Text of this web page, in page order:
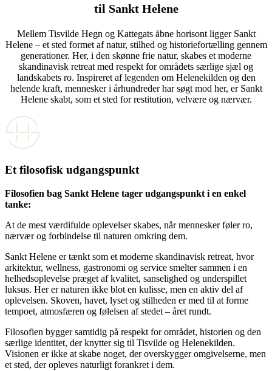
til Sankt Helene
Mellem Tisvilde Hegn og Kattegats åbne horisont ligger Sankt
Helene – et sted formet af natur, stilhed og historiefortælling gennem
generationer. Her, i den skønne frie natur, skabes et moderne
skandinavisk retreat med respekt for områdets særlige sjæl og
landskabets ro. Inspireret af legenden om Helenekilden og den
helende kraft, mennesker i århundreder har søgt mod her, er Sankt
Helene skabt, som et sted for restitution, velvære og nærvær.
Et filosofisk udgangspunkt
Filosofien bag Sankt Helene tager udgangspunkt i en enkel
tanke:
At de mest værdifulde oplevelser skabes, når mennesker føler ro,
nærvær og forbindelse til naturen omkring dem.
Sankt Helene er tænkt som et moderne skandinavisk retreat, hvor
arkitektur, wellness, gastronomi og service smelter sammen i en
helhedsoplevelse præget af kvalitet, sanselighed og underspillet
luksus. Her er naturen ikke blot en kulisse, men en aktiv del af
oplevelsen. Skoven, havet, lyset og stilheden er med til at forme
tempoet, atmosfæren og følelsen af stedet – året rundt.
Filosofien bygger samtidig på respekt for området, historien og den
særlige identitet, der knytter sig til Tisvilde og Helenekilden.
Visionen er ikke at skabe noget, der overskygger omgivelserne, men
et sted, der opleves naturligt forankret i dem.